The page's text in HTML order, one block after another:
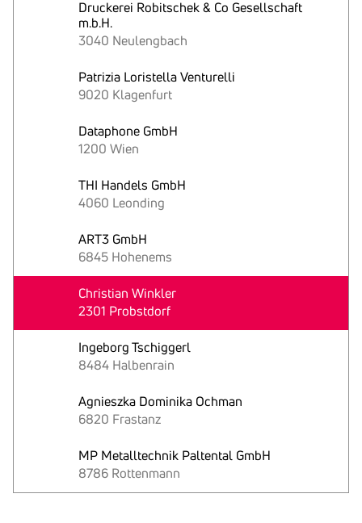
Druckerei Robitschek & Co Gesellschaft
m.b.H.
3040 Neulengbach
Patrizia Loristella Venturelli
9020 Klagenfurt
Dataphone GmbH
1200 Wien
THI Handels GmbH
4060 Leonding
ART3 GmbH
6845 Hohenems
Christian Winkler
2301 Probstdorf
Ingeborg Tschiggerl
8484 Halbenrain
Agnieszka Dominika Ochman
6820 Frastanz
MP Metalltechnik Paltental GmbH
8786 Rottenmann